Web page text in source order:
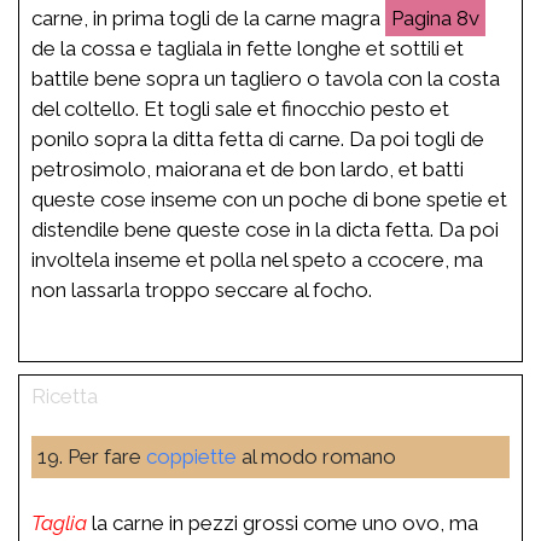
carne, in prima togli de la carne magra
8v
de la cossa e tagliala in fette longhe et sottili et
battile bene sopra un tagliero o tavola con la costa
del coltello. Et togli sale et finocchio pesto et
ponilo sopra la ditta fetta di carne. Da poi togli de
petrosimolo, maiorana et de bon lardo, et batti
queste cose inseme con un poche di bone spetie et
distendile bene queste cose in la dicta fetta. Da poi
involtela inseme et polla nel speto a ccocere, ma
non lassarla troppo seccare al focho.
19. Per fare coppiette al modo romano
Taglia la carne in pezzi grossi come uno ovo, ma